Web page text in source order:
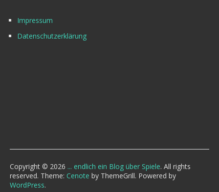
Impressum
Datenschutzerklärung
Copyright © 2026 ... endlich ein Blog über Spiele. All rights
reserved. Theme: Cenote by ThemeGrill. Powered by
WordPress.